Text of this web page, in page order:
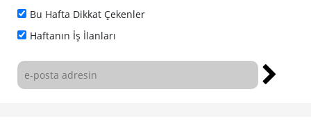
Bu Hafta Dikkat Çekenler
Haftanın İş İlanları